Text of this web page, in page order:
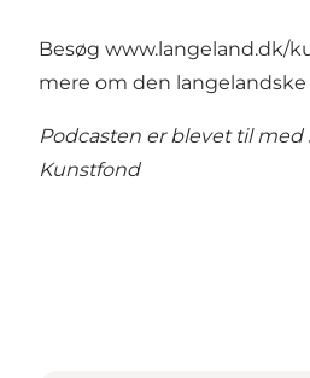
Besøg www.langeland.dk/
mere om den
Podcasten er blevet til
Kunstfond